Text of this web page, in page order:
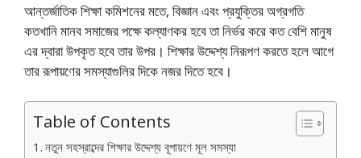
আন্তর্জাতিক শিক্ষা কমিশনের মতে, বিজ্ঞান এবং প্রযুক্তির অগ্রগতি
কতখানি মানব সমাজের পক্ষে কল্যাণকর হবে তা নির্ভর করে কত বেশি মানুষ
এর দ্বারা উপকৃত হবে তার উপর। শিক্ষার উদ্দেশ্য নিরূপণ করতে হলে আগে
তার রূপায়ণের সমস্যাগুলির দিকে নজর দিতে হবে।
Table of Contents
নতুন সহস্রাব্দের শিক্ষার উদ্দেশ্য বূপায়ণে মূল সমস্যা